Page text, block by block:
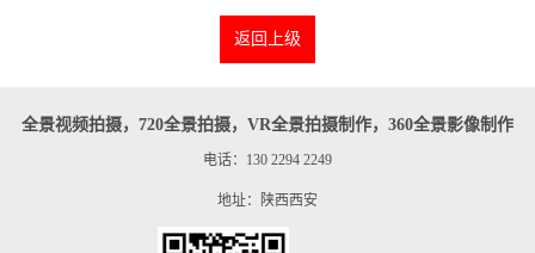
返回上级
全景视频拍摄，720全景拍摄，VR全景拍摄制作，360全景影像制作
电话：130 2294 2249
地址：陕西西安